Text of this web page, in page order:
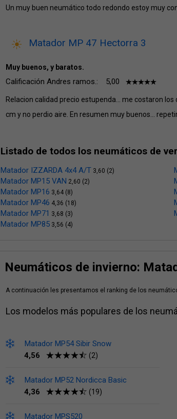
Un muy buen neumático todo redondo estoy muy
Matador MP 47 Hectorra 3
Muy buenos, y baratos.
Calificación Andres ramos.: 5,00
Relacion calidad precio estupenda... me costaron
cm y no perdio aire. En resumen muy buenos...
Listado de todos los neumáticos de
Matador IZZARDA 4x4 A/T 3,60 (2)
Matador MP15 VAN 2,60 (2)
Matador MP16 3,64 (8)
Matador MP46 4,36 (18)
Matador MP71 3,68 (3)
Matador MP85 3,56 (4)
Neumáticos de invierno:
A continuación les presentamos el ranking de los
Los modelos más populares de los
Matador MP54 Sibir Snow
4,56
(2)
Matador MP52 Nordicca Basic
4,36
(19)
Matador MPS520